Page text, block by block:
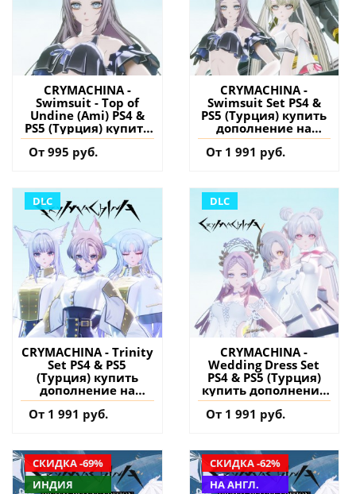
CRYMACHINA -
Swimsuit - Top of
Undine (Ami) PS4 &
PS5 (Турция) купить
дополнение на
аккаунт
От 995 руб.
CRYMACHINA -
Swimsuit Set PS4 &
PS5 (Турция) купить
дополнение на
аккаунт
От 1 991 руб.
DLC
CRYMACHINA - Trinity
Set PS4 & PS5
(Турция) купить
дополнение на
аккаунт
От 1 991 руб.
DLC
CRYMACHINA -
Wedding Dress Set
PS4 & PS5 (Турция)
купить дополнение
на аккаунт
От 1 991 руб.
СКИДКА -69%
ИНДИЯ
СКИДКА -62%
НА АНГЛ.